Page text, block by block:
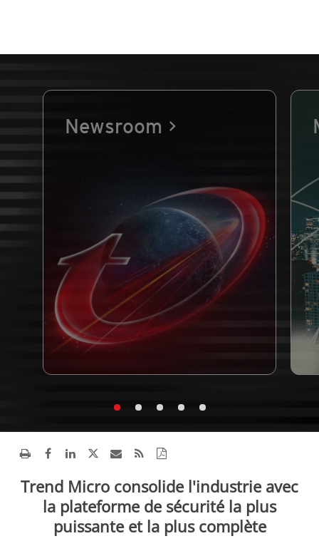
Newsroom
Trend Micro consolide l'industrie avec
la plateforme de sécurité la plus
puissante et la plus complète